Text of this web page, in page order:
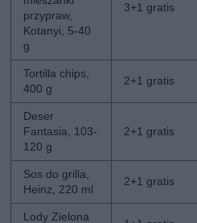
przypraw,
Kotanyi, 5-40
g
3+1 gratis
Tortilla chips,
400 g
2+1 gratis
Deser
Fantasia, 103-
120 g
2+1 gratis
Sos do grilla,
Heinz, 220 ml
2+1 gratis
Lody Zielona